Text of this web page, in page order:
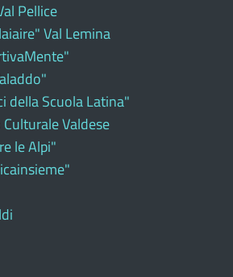
Pellice
Val Lemina
della Scuola Latina"
Valdese
le Alpi"